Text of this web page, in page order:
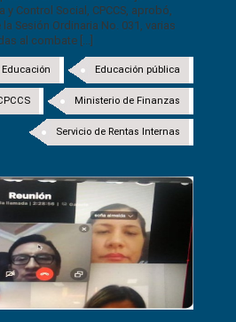
y Control Social, CPCCS, aprobó,
Sesión Ordinaria No. 031, varias
al combate [...]
Educación pública
Ministerio de Finanzas
Servicio de Rentas Internas